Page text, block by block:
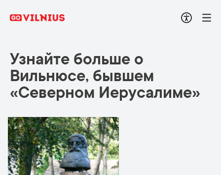
Узнайте больше о
Вильнюсе, бывшем
«Северном Иерусалиме»